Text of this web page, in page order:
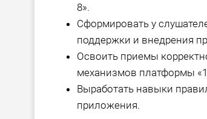
8».
Сформировать у
поддержки и внедрения
Освоить приемы
механизмов платформы
Выработать навыки
приложения.